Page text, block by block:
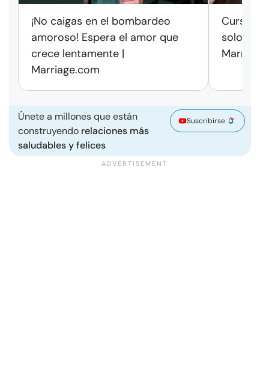
¡No caigas en el bombardeo
amoroso! Espera el amor que
crece lentamente |
Marriage.com
Cursos
solo
Únete a millones que están
construyendo relaciones más
saludables y felices
Suscribirse